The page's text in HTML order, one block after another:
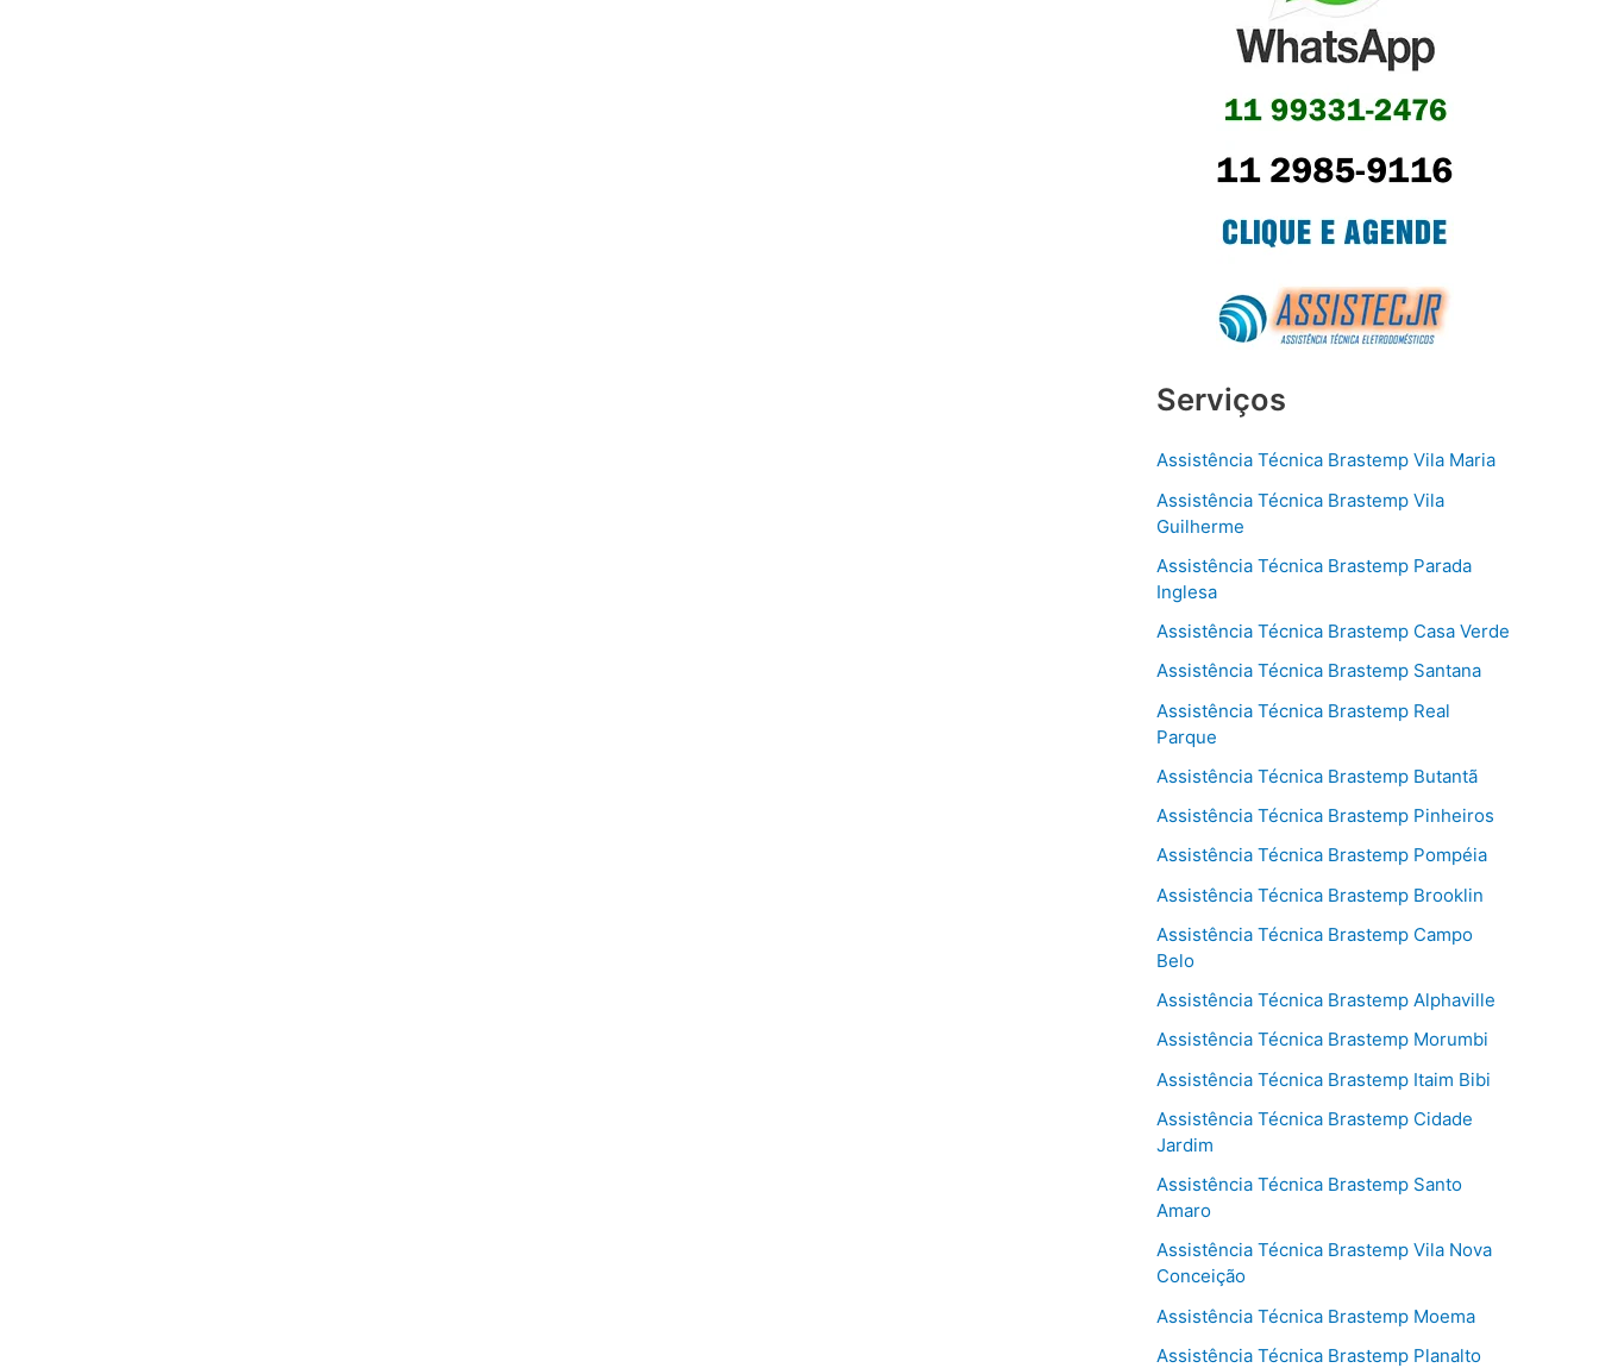
Serviços
Assistência Técnica Brastemp Vila Maria
Assistência Técnica Brastemp Vila
Guilherme
Assistência Técnica Brastemp Parada
Inglesa
Assistência Técnica Brastemp Casa Verde
Assistência Técnica Brastemp Santana
Assistência Técnica Brastemp Real
Parque
Assistência Técnica Brastemp Butantã
Assistência Técnica Brastemp Pinheiros
Assistência Técnica Brastemp Pompéia
Assistência Técnica Brastemp Brooklin
Assistência Técnica Brastemp Campo
Belo
Assistência Técnica Brastemp Alphaville
Assistência Técnica Brastemp Morumbi
Assistência Técnica Brastemp Itaim Bibi
Assistência Técnica Brastemp Cidade
Jardim
Assistência Técnica Brastemp Santo
Amaro
Assistência Técnica Brastemp Vila Nova
Conceição
Assistência Técnica Brastemp Moema
Assistência Técnica Brastemp Planalto